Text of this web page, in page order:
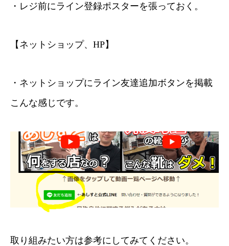
・レジ前にライン登録ポスターを張っておく。
【ネットショップ、HP】
・ネットショップにライン友達追加ボタンを掲載
こんな感じです。
取り組みたい方は参考にしてみてください。